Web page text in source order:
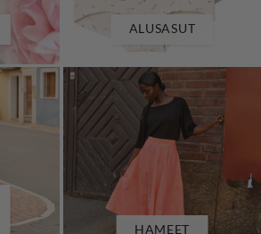
ALUSASUT
HAMEET